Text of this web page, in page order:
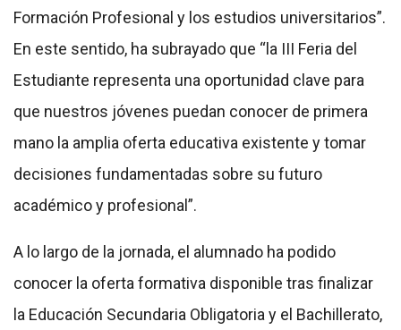
Formación Profesional y los estudios universitarios”.
En este sentido, ha subrayado que “la III Feria del
Estudiante representa una oportunidad clave para
que nuestros jóvenes puedan conocer de primera
mano la amplia oferta educativa existente y tomar
decisiones fundamentadas sobre su futuro
académico y profesional”.
A lo largo de la jornada, el alumnado ha podido
conocer la oferta formativa disponible tras finalizar
la Educación Secundaria Obligatoria y el Bachillerato,